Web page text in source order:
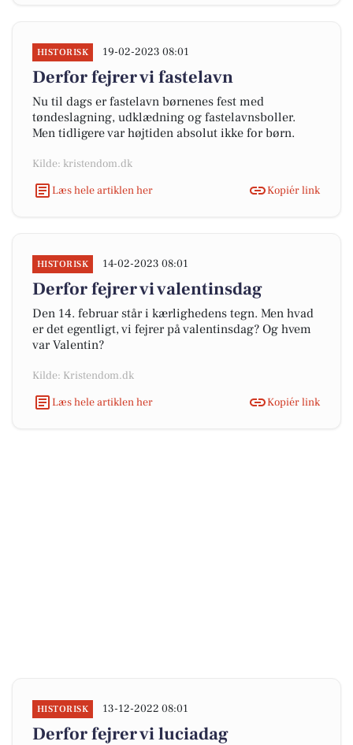
HISTORISK 19-02-2023 08:01
Derfor fejrer vi fastelavn
Nu til dags er fastelavn børnenes fest med
tøndeslagning, udklædning og fastelavnsboller.
Men tidligere var højtiden absolut ikke for børn.
Kilde: kristendom.dk
Læs hele artiklen her
Kopiér link
HISTORISK 14-02-2023 08:01
Derfor fejrer vi valentinsdag
Den 14. februar står i kærlighedens tegn. Men hvad
er det egentligt, vi fejrer på valentinsdag? Og hvem
var Valentin?
Kilde: Kristendom.dk
Læs hele artiklen her
Kopiér link
HISTORISK 13-12-2022 08:01
Derfor fejrer vi luciadag